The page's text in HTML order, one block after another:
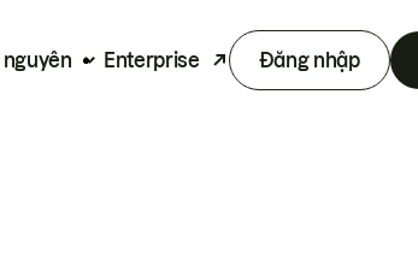
nguyên Enterprise Đăng nhập